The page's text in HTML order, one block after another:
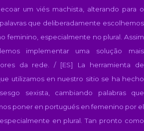
um viés machista, alterando para o
que deliberadamente escolhemos
feminino, especialmente no plural. Assim
implementar uma solução mais
da rede. / [ES]
La herramienta de
utilizamos en nuestro sitio se ha hecho
sexista, cambiando palabras que
poner en portugués en femenino por el
en plural. Tan pronto como